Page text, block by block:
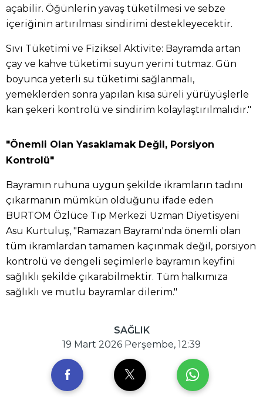
açabilir. Öğünlerin yavaş tüketilmesi ve sebze
içeriğinin artırılması sindirimi destekleyecektir.
Sıvı Tüketimi ve Fiziksel Aktivite: Bayramda artan
çay ve kahve tüketimi suyun yerini tutmaz. Gün
boyunca yeterli su tüketimi sağlanmalı,
yemeklerden sonra yapılan kısa süreli yürüyüşlerle
kan şekeri kontrolü ve sindirim kolaylaştırılmalıdır."
"Önemli Olan Yasaklamak Değil, Porsiyon
Kontrolü"
Bayramın ruhuna uygun şekilde ikramların tadını
çıkarmanın mümkün olduğunu ifade eden
BURTOM Özlüce Tıp Merkezi Uzman Diyetisyeni
Asu Kurtuluş, "Ramazan Bayramı'nda önemli olan
tüm ikramlardan tamamen kaçınmak değil, porsiyon
kontrolü ve dengeli seçimlerle bayramın keyfini
sağlıklı şekilde çıkarabilmektir. Tüm halkımıza
sağlıklı ve mutlu bayramlar dilerim."
SAĞLIK
19 Mart 2026 Perşembe, 12:39